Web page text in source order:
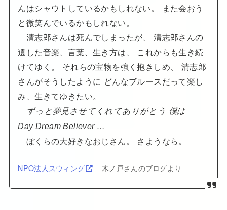
んはシャウトしているかもしれない。 また会おう
と微笑んでいるかもしれない。
清志郎さんは死んでしまったが、 清志郎さんの
遺した音楽、言葉、生き方は、 これからも生き続
けてゆく。 それらの宝物を強く抱きしめ、 清志郎
さんがそうしたように どんなブルースだって楽し
み、生きてゆきたい。
ずっと夢見させてくれてありがとう 僕は
Day Dream Believer …
ぼくらの大好きなおじさん。 さようなら。
NPO法人スウィング 木ノ戸さんのブログより